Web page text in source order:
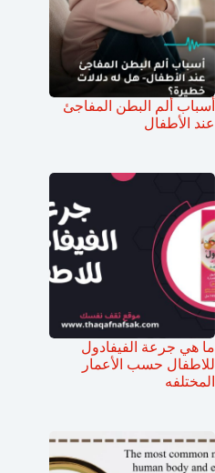
أسباب ألم البطن المفاجئ
عند الأطفال
ما هي جرعة الفيفادول
للاطفال حسب الأعمار
المختلفه